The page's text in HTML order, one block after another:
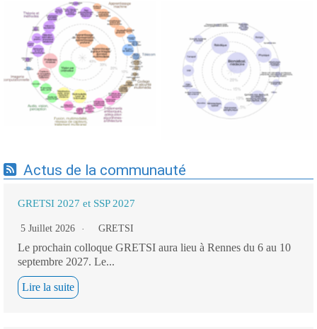
Expertises du GdR -
cartographie par Axes -
19/09/2025
Expertises du GdR -
cartographie par mots-clés
applicatifs - 19/09/2025
Actus de la communauté
GRETSI 2027 et SSP 2027
5 Juillet 2026 GRETSI
Le prochain colloque GRETSI aura lieu à Rennes du 6 au 10
septembre 2027. Le...
Lire la suite